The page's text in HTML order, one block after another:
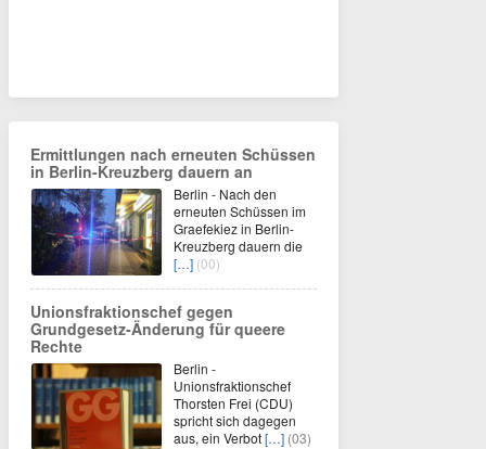
Ermittlungen nach erneuten Schüssen
in Berlin-Kreuzberg dauern an
Berlin - Nach den
erneuten Schüssen im
Graefekiez in Berlin-
Kreuzberg dauern die
[…] (00)
Unionsfraktionschef gegen
Grundgesetz-Änderung für queere
Rechte
Berlin -
Unionsfraktionschef
Thorsten Frei (CDU)
spricht sich dagegen
aus, ein Verbot[…] (03)